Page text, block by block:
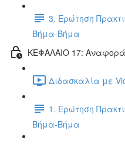
3. Ερώτηση
Βήμα-Βήμα
ΚΕΦΑΛΑΙΟ 17:
Διδασκαλία με
1. Ερώτηση
Βήμα-Βήμα